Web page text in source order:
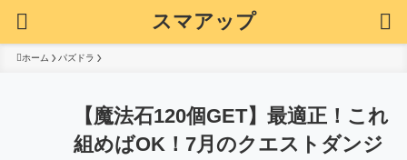
スマアップ
ホーム パズドラ
【魔法石120個GET】最適正！これ
組めばOK！7月のクエストダンジ